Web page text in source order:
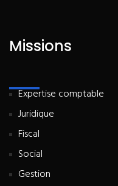
Missions
Expertise comptable
Juridique
Fiscal
Social
Gestion